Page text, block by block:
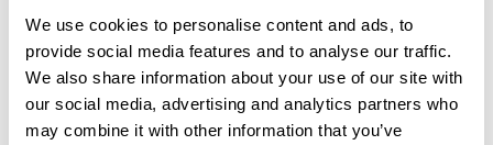
We use cookies to personalise content and ads, to
provide social media features and to analyse our traffic.
We also share information about your use of our site with
our social media, advertising and analytics partners who
may combine it with other information that you’ve
Les logements en coliving proposent un habitat
partagé entre une quinzaine de séniors,
maximum. Tous vivent sous le même toit, en
bénéficiant de chambres et de toilettes privées.
En revanche, le salon, la cuisine et la salle de